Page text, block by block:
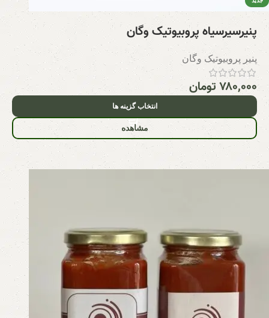
پنیرسیرسیاه پروبیوتیک وگان
پنیر پروبیوتیک وگان
۷۸۰,۰۰۰تومان
انتخاب گزینه ها
مشاهده